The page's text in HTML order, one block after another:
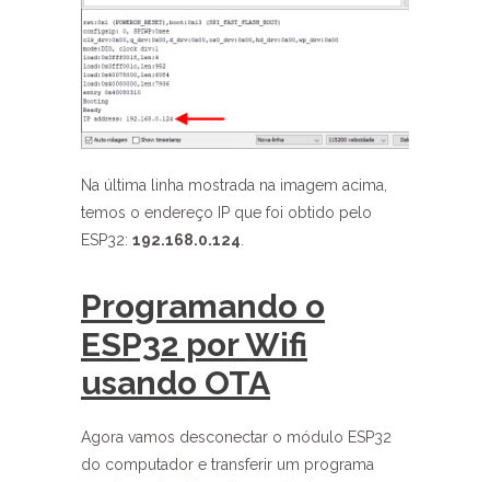
Na última linha mostrada na imagem acima,
temos o endereço IP que foi obtido pelo
ESP32: 192.168.0.124
Programando o
ESP32 por Wifi
usando OTA
Agora vamos desconectar o módulo ESP32
do computador e transferir um programa